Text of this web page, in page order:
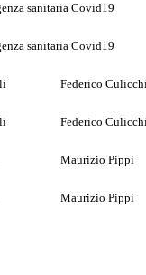
sanitaria Covid19
sanitaria Covid19
Federico
Federico
Maurizio Pippi
Maurizio Pippi